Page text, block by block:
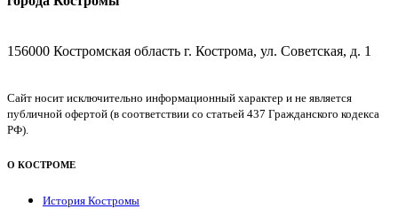
156000 Костромская область г. Кострома, ул. Советская, д. 1
Сайт носит исключительно информационный характер и не является
публичной офертой (в соответствии со статьей 437 Гражданского кодекса
РФ).
О КОСТРОМЕ
История Костромы